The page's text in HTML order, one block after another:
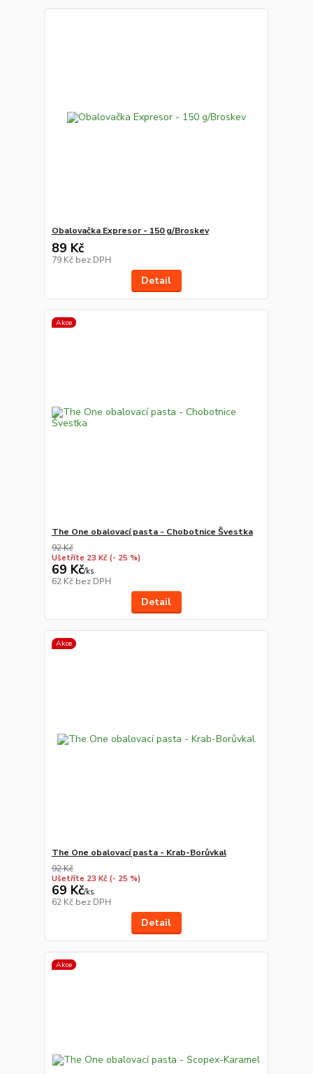
Obalovačka Expresor - 150 g/Broskev
89 Kč
79 Kč bez DPH
Detail
Akce
The One obalovací pasta - Chobotnice Švestka
92 Kč
Ušetříte 23 Kč (- 25 %)
69 Kč/ks
62 Kč bez DPH
Detail
Akce
The One obalovací pasta - Krab-Borůvkal
92 Kč
Ušetříte 23 Kč (- 25 %)
69 Kč/ks
62 Kč bez DPH
Detail
Akce